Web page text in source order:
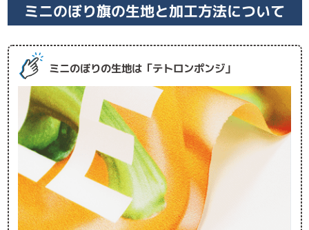
ミニのぼり旗の生地と加工方法について
ミニのぼりの生地は「テトロンポンジ」